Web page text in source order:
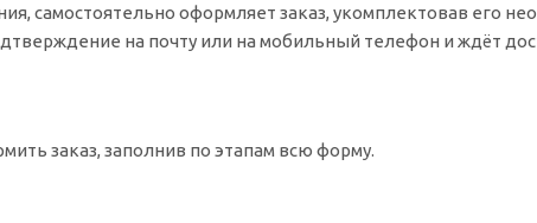
самостоятельно оформляет заказ, укомплектовав его
на почту или на мобильный телефон и ждёт
заказ, заполнив по этапам всю форму.